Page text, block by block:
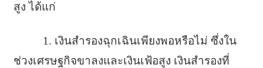
สูง ได้แก่
1. เงินสำรองฉุกเฉินเพียงพอหรือไม่ ซึ่งใน
ช่วงเศรษฐกิจขาลงและเงินเฟ้อสูง เงินสำรองที่